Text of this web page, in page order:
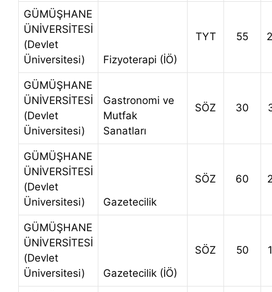
GÜMÜŞHANE
ÜNİVERSİTESİ
(Devlet
Üniversitesi)
Fizyoterapi (İÖ)
TYT 55
GÜMÜŞHANE
ÜNİVERSİTESİ
(Devlet
Üniversitesi)
Gastronomi ve
Mutfak
Sanatları
SÖZ 30
GÜMÜŞHANE
ÜNİVERSİTESİ
(Devlet
Üniversitesi)
Gazetecilik
SÖZ 60
GÜMÜŞHANE
ÜNİVERSİTESİ
(Devlet
Üniversitesi)
Gazetecilik (İÖ)
SÖZ 50